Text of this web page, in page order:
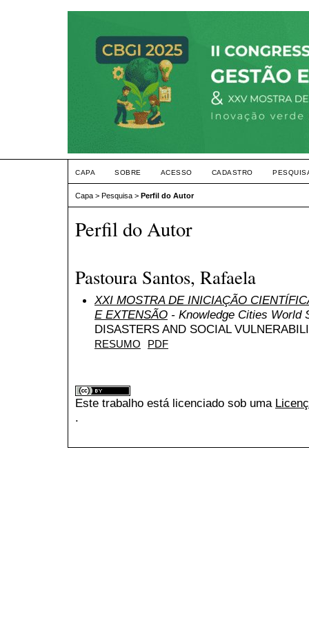
CAPA SOBRE ACESSO CADASTRO
Capa > Pesquisa > Perfil do Autor
Perfil do Autor
Pastoura Santos, Rafaela
XXI MOSTRA DE INICIAÇÃO
E EXTENSÃO - Knowledge Cities World
DISASTERS AND SOCIAL
RESUMO PDF
Este trabalho está licenciado sob uma
.